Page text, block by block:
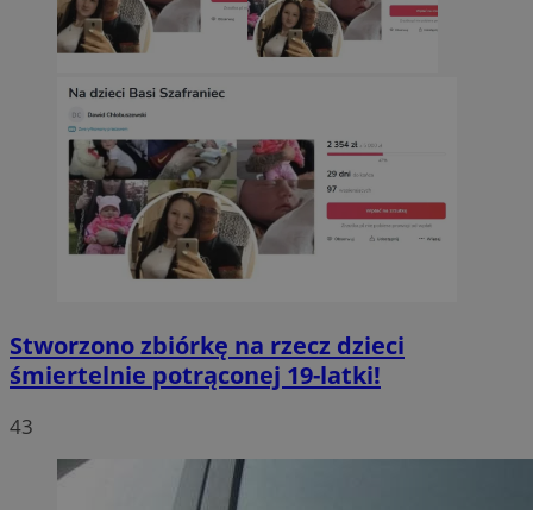
Stworzono zbiórkę na rzecz dzieci
śmiertelnie potrąconej 19-latki!
43